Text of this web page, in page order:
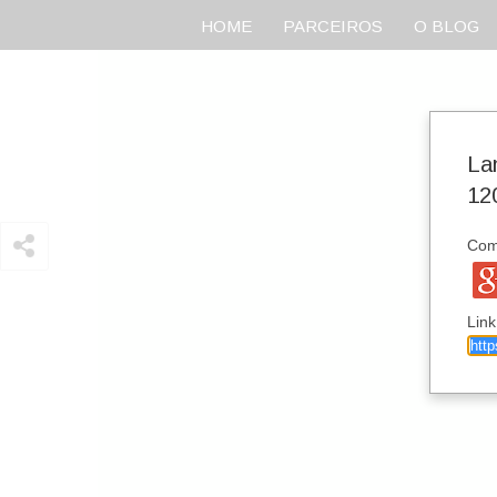
HOME PARCEIROS O BLOG